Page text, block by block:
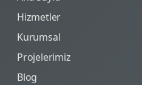
Hizmetler
Kurumsal
Projelerimiz
Blog